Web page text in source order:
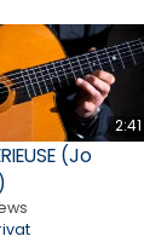
2:41
(Jo